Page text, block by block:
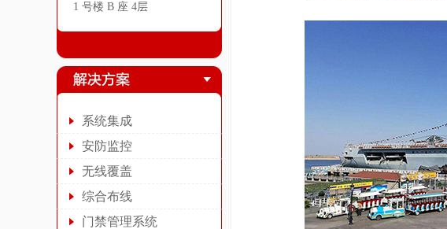
1 号楼 B 座 4层
系统集成
安防监控
无线覆盖
综合布线
门禁管理系统